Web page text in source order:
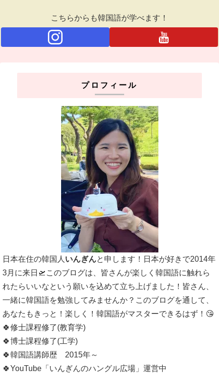
こちらからも韓国語が学べます！
プロフィール
日本在住の韓国人 いんぎんと申します！日本が好きで2014年
3月に来日🛫このブログは、皆さんが楽しく韓国語に触れら
れたらいいなという願いを込めて立ち上げました！皆さん、
一緒に韓国語を勉強してみませんか？このブログを通して、
あなたもきっと！楽しく！韓国語がマスターできるはず！😘
🍀修士課程修了(教育学)
🍀博士課程修了(工学)
🍀韓国語講師歴 2015年～
🍀YouTube「いんぎんのハングル広場」運営中